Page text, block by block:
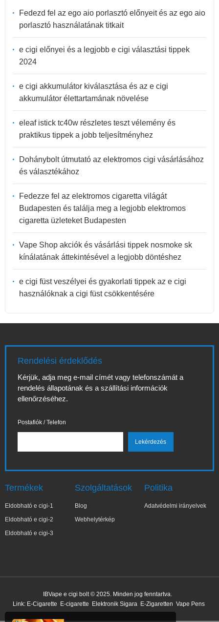
Fedezd fel az ego aio porlasztó előnyeit és az ego aio
porlasztó használatának titkait
e cigi előnyei és a legjobb e cigi választási tippek
2024
e cigi akkumulátor kiválasztása és az e cigi
akkumulátor élettartamának növelése
eleaf istick tc40w részletes teszt vélemény és
praktikus tippek a jobb teljesítményhez
Dohánybolt útmutató az elektromos cigi vásárlásához
és választékához
Fedezze fel az elektromos cigaretta világát
Budapesten és találja meg a legjobb elektromos
cigaretta üzleteket Budapesten
Vape Shop akciók és vásárlási tippek nosmoke sk
kínálatának áttekintésével a legjobb döntéshez
e cigi füst veszélyei és gyakorlati tippek az e cigi
használóknak a cigi füst csökkentésére
Rendelési érdeklődés
Kérjük, adja meg e-mail címét vagy telefonszámát a
rendelés állapotának és a szállítási információk
ellenőrzéséhez.
Postafiók / Telefon
Termékek
Eldobható e cigi-1
Eldobható e cigi-2
Eldobható e cigi-3
Szolgáltatások
Blog
Webhelytérkép
Politika
Adatvédelmi irányelvek
IBVape e cigi bolt © 2025. Minden jog fenntartva.
Link: E-Cigarette E-cigarette Elektronik Sigara E-Zigaretten Vape Pens
Nemrég vásárolt